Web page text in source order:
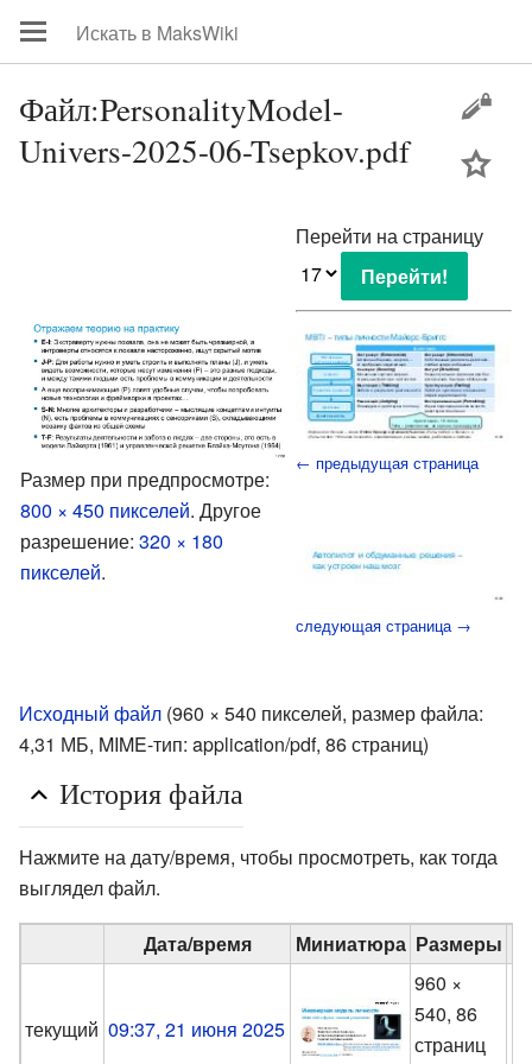
Файл:PersonalityModel-
Univers-2025-06-Tsepkov.pdf
Размер при предпросмотре:
800 × 450 пикселей. Другое
разрешение: 320 × 180
пикселей.
Перейти на страницу
← предыдущая страница
следующая страница →
Исходный файл (960 × 540 пикселей, размер файла:
4,31 МБ, MIME-тип: application/pdf, 86 страниц)
История файла
Нажмите на дату/время, чтобы просмотреть, как тогда
выглядел файл.
Дата/время Миниатюра Размеры
текущий 09:37, 21 июня 2025
960 ×
540, 86
страниц